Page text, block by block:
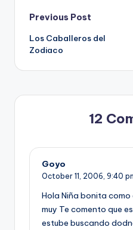
Post
navigation
Previous Post
Los Caballeros del
Zodiaco
12
Goyo
October 11, 2006, 9:40
Hola Niña bonita
muy Te comento que
estube buscando